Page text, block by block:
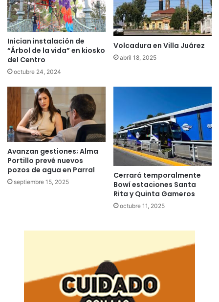
Inician instalación de
“Árbol de la vida” en kiosko
del Centro
octubre 24, 2024
Volcadura en Villa Juárez
abril 18, 2025
Avanzan gestiones; Alma
Portillo prevé nuevos
pozos de agua en Parral
septiembre 15, 2025
Cerrará temporalmente
Bowí estaciones Santa
Rita y Quinta Gameros
octubre 11, 2025